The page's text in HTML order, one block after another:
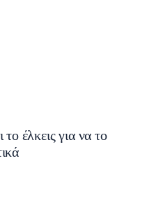
έλκεις για να το